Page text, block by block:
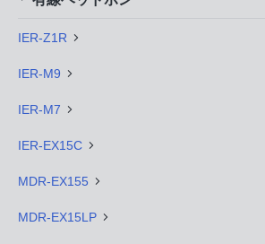
IER-Z1R
IER-M9
IER-M7
IER-EX15C
MDR-EX155
MDR-EX15LP